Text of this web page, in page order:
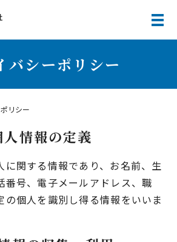
バシーポリシー
リシー
人情報の定義
に関する情報であり、お名前、生
番号、電子メールアドレス、職
の個人を識別し得る情報をいいま